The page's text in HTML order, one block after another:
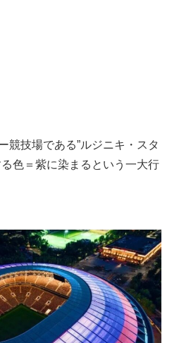
競技場である”ルジニキ・スタ
色＝紫に染まるという一大行